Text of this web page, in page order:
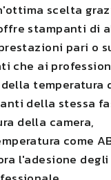
scelta
stampanti di
pari o
che ai
temperatura
della stessa
della camera,
come
l'adesione